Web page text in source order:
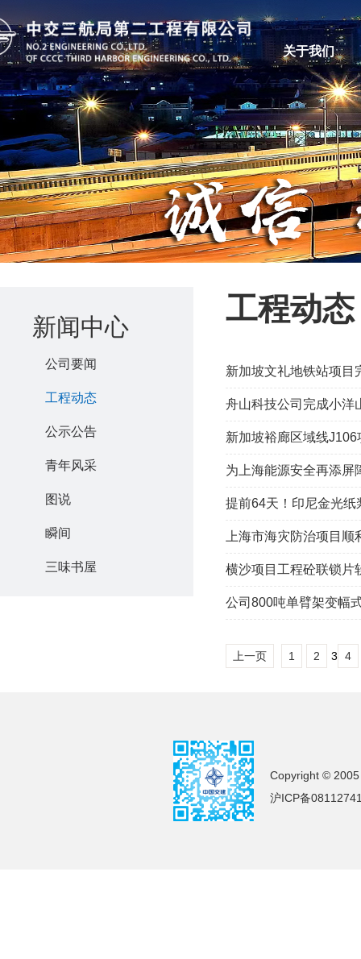
关于我们
新闻中心
公司要闻
工程动态
公示公告
青年风采
图说
瞬间
三味书屋
工程动态
新加坡文礼地铁站项目
舟山科技公司完成小洋
新加坡裕廊区域线
为上海能源安全再添屏
提前64天！印尼金光
上海市海灾防治项目
横沙项目工程砼联锁片
公司800吨单臂架变幅
上一页 1 2 3 4
Copyright ©
沪ICP备